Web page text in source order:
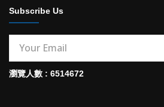
Subscribe Us
瀏覽人數 : 6514672